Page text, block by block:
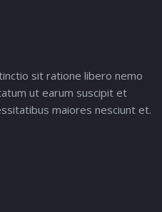
sit ratione libero nemo
ut earum suscipit et
maiores nesciunt et.